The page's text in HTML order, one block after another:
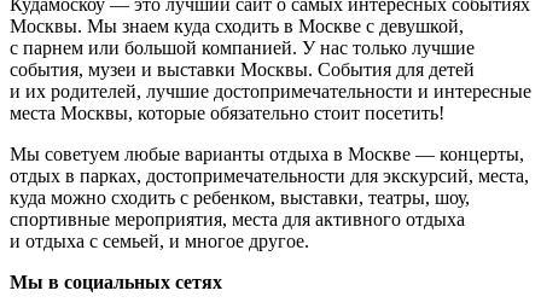
Москвы. Мы знаем куда сходить в Москве с девушкой,
с парнем или большой компанией. У нас только лучшие
события, музеи и выставки Москвы. События для детей
и их родителей, лучшие достопримечательности и интересные
места Москвы, которые обязательно стоит посетить!
Мы советуем любые варианты отдыха в Москве — концерты,
отдых в парках, достопримечательности для экскурсий, места,
куда можно сходить с ребенком, выставки, театры, шоу,
спортивные мероприятия, места для активного отдыха
и отдыха с семьей, и многое другое.
Мы в социальных сетях